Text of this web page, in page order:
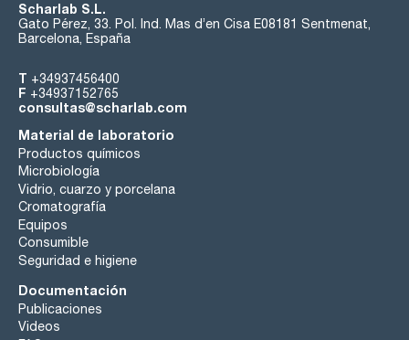
Scharlab S.L.
Gato Pérez, 33. Pol. Ind. Mas d’en Cisa E08181 Sentmenat,
Barcelona, España
T +34937456400
F +34937152765
consultas@scharlab.com
Material de laboratorio
Productos químicos
Microbiología
Vidrio, cuarzo y porcelana
Cromatografía
Equipos
Consumible
Seguridad e higiene
Documentación
Publicaciones
Videos